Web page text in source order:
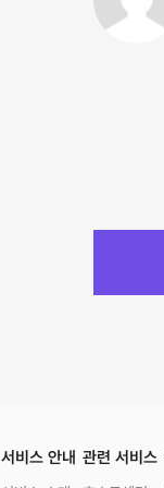
서비스 안내 관련 서비스